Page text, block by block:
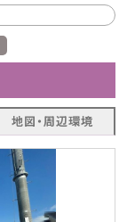
地図・周辺環境